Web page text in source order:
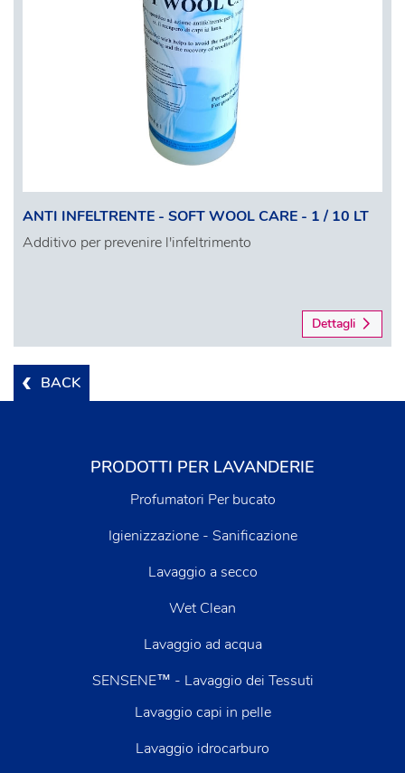
ANTI INFELTRENTE - SOFT WOOL CARE - 1 / 10 LT
Additivo per prevenire l'infeltrimento
Dettagli
BACK
PRODOTTI PER LAVANDERIE
Profumatori Per bucato
Igienizzazione - Sanificazione
Lavaggio a secco
Wet Clean
Lavaggio ad acqua
SENSENE™ - Lavaggio dei Tessuti
Lavaggio capi in pelle
Lavaggio idrocarburo